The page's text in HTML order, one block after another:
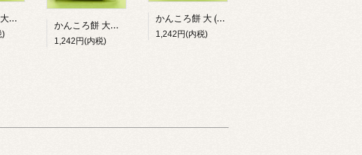
かんころ餅 大（いりごま入り）
)
かんころ餅 大（よもぎ入り）
1,242円(内税)
かんころ餅 大 (むらさき芋)
1,242円(内税)